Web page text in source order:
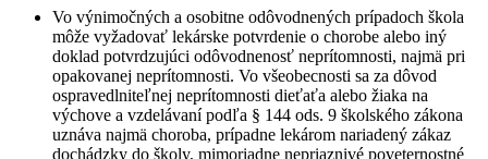
Vo výnimočných a osobitne odôvodnených prípadoch škola
môže vyžadovať lekárske potvrdenie o chorobe alebo iný
doklad potvrdzujúci odôvodnenosť neprítomnosti, najmä pri
opakovanej neprítomnosti. Vo všeobecnosti sa za dôvod
ospravedlniteľnej neprítomnosti dieťaťa alebo žiaka na
výchove a vzdelávaní podľa § 144 ods. 9 školského zákona
uznáva najmä choroba, prípadne lekárom nariadený zákaz
dochádzky do školy, mimoriadne nepriaznivé poveternostné